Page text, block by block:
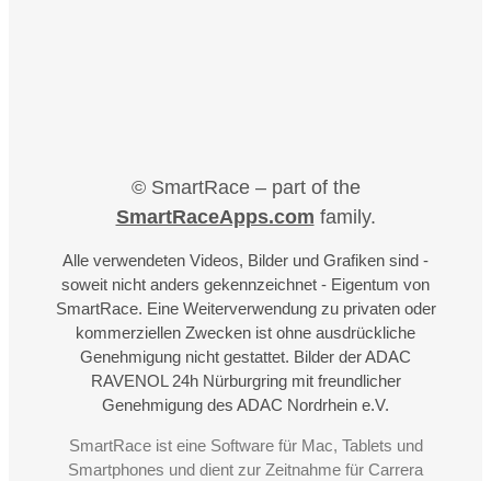
© SmartRace – part of the
SmartRaceApps.com family.
Alle verwendeten Videos, Bilder und Grafiken sind -
soweit nicht anders gekennzeichnet - Eigentum von
SmartRace. Eine Weiterverwendung zu privaten oder
kommerziellen Zwecken ist ohne ausdrückliche
Genehmigung nicht gestattet. Bilder der ADAC
RAVENOL 24h Nürburgring mit freundlicher
Genehmigung des ADAC Nordrhein e.V.
SmartRace ist eine Software für Mac, Tablets und
Smartphones und dient zur Zeitnahme für Carrera